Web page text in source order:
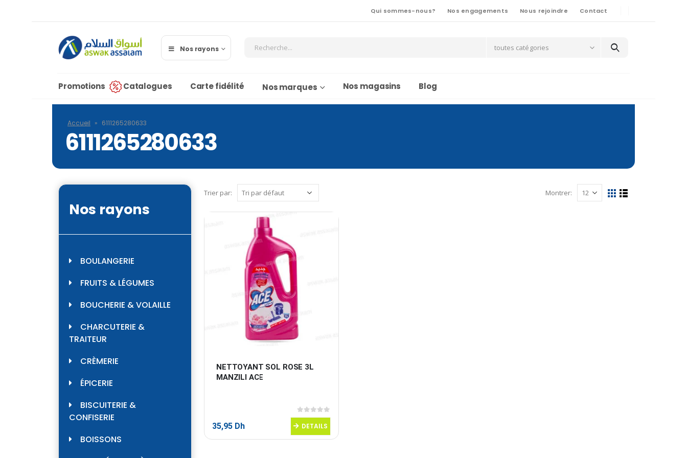
Qui sommes-nous? Nos engagements Nous rejoindre Contact
Nos rayons toutes catégories
Promotions Catalogues Carte fidélité Nos marques Nos magasins Blog
Accueil » 6111265280633
6111265280633
Trier par: Montrer:
NETTOYANT SOL ROSE 3L
MANZILI ACE
0sur 5
35,95 Dh DETAILS
Nos rayons
BOULANGERIE
FRUITS & LÉGUMES
BOUCHERIE & VOLAILLE
CHARCUTERIE &
TRAITEUR
CRÈMERIE
ÉPICERIE
BISCUITERIE &
CONFISERIE
BOISSONS